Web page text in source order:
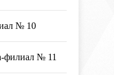
№ 10
филиал № 11